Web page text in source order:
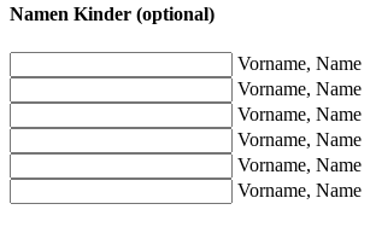
Namen Kinder (optional)
Vorname, Name
Vorname, Name
Vorname, Name
Vorname, Name
Vorname, Name
Vorname, Name